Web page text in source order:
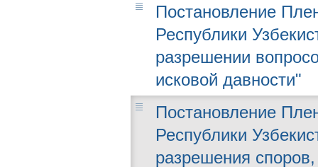
Постановление
Республики
разрешении
исковой давности"
Постановление
Республики
разрешения